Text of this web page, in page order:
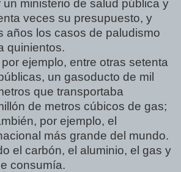
ministerio de salud pública y
veces su presupuesto, y
años los casos de paludismo
quinientos.
ejemplo, entre otras setenta
un gasoducto de mil
que transportaba
de metros cúbicos de gas;
por ejemplo, el
más grande del mundo.
el carbón, el aluminio, el gas y
consumía.